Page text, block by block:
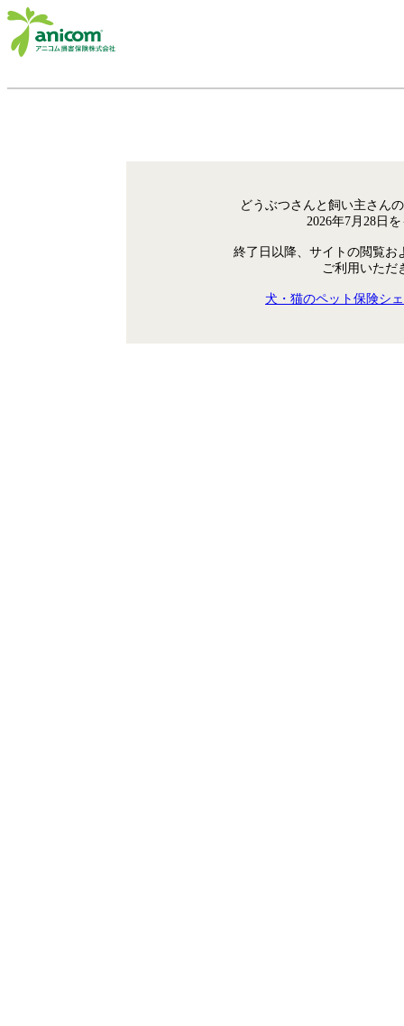
どうぶつさんと飼い主さん
2026年7月28日
終了日以降、サイトの閲覧お
ご利用いただ
犬・猫のペット保険シ